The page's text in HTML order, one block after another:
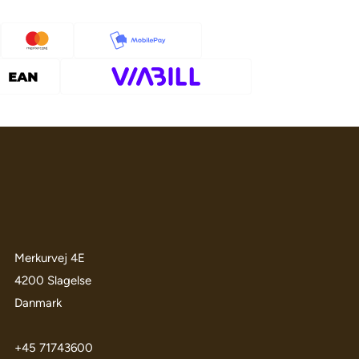
Merkurvej 4E
4200 Slagelse
Danmark
+45 71743600